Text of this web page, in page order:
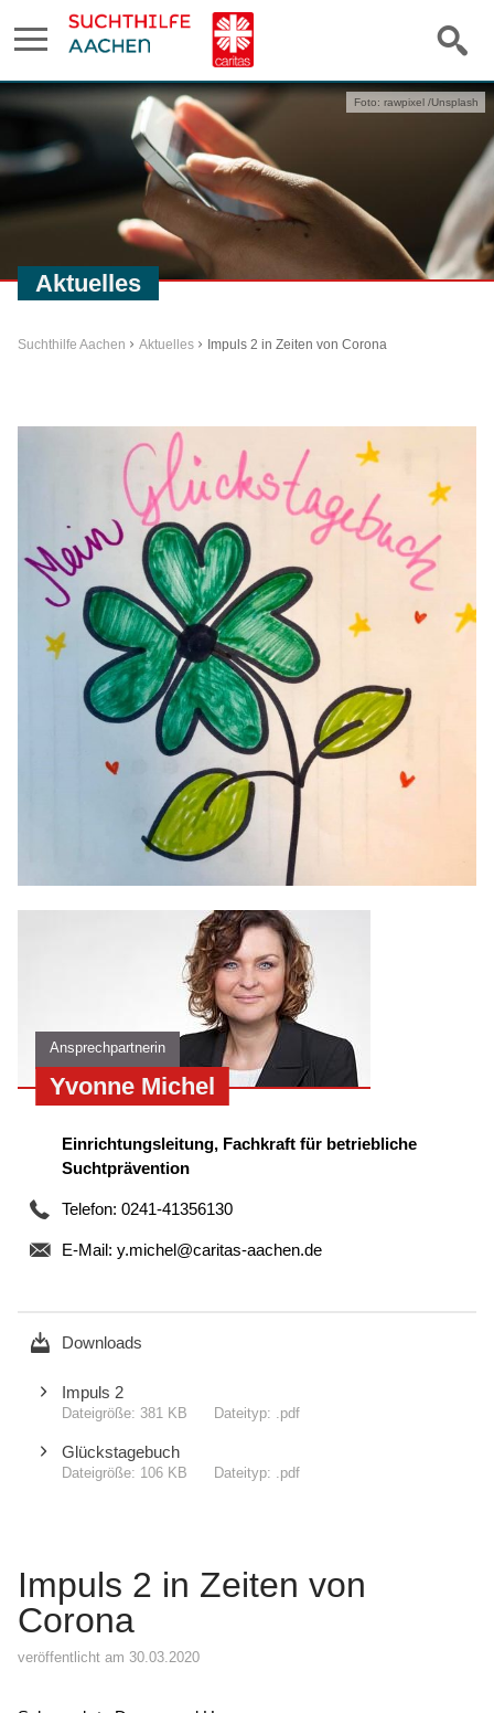
Aktuelles
Foto: rawpixel /Unsplash
Suchthilfe Aachen Aktuelles Impuls 2 in Zeiten von Corona
Impuls 2 in Zeiten von
Corona
veröffentlicht am 30.03.2020
Ansprechpartnerin
Yvonne Michel
Einrichtungsleitung, Fachkraft für betriebliche
Suchtprävention
Telefon: 0241-41356130
E-Mail: y.michel@caritas-aachen.de
Downloads
Impuls 2
381 KB .pdf
Glückstagebuch
106 KB .pdf